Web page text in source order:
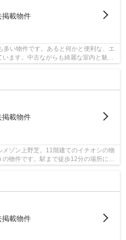
掲載物件
多い物件です。あると何かと便利な、エ
ます。中古ながらも綺麗な室内と魅力
掲載物件
ゾン上野芝。11階建てのイチオシの物
物件です。駅まで徒歩12分の場所にあ
掲載物件